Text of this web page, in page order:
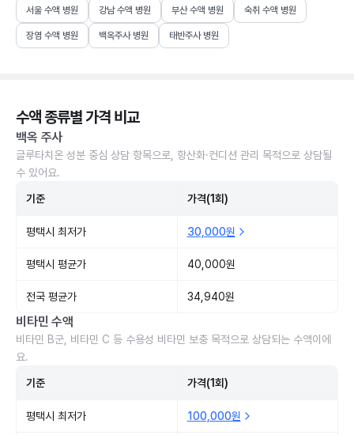
서울 수액 병원 강남 수액 병원 부산 수액 병원 숙취 수액 병원
장염 수액 병원 백옥주사 병원 태반주사 병원
수액 종류별 가격 비교
백옥 주사
글루타치온 성분 중심 상담 항목으로, 항산화·컨디션 관리 목적으로 상담될
수 있어요.
기준 가격(1회)
평택시 최저가 30,000원
평택시 평균가 40,000원
전국 평균가 34,940원
비타민 수액
비타민 B군, 비타민 C 등 수용성 비타민 보충 목적으로 상담되는 수액이에
요.
기준 가격(1회)
평택시 최저가 100,000원